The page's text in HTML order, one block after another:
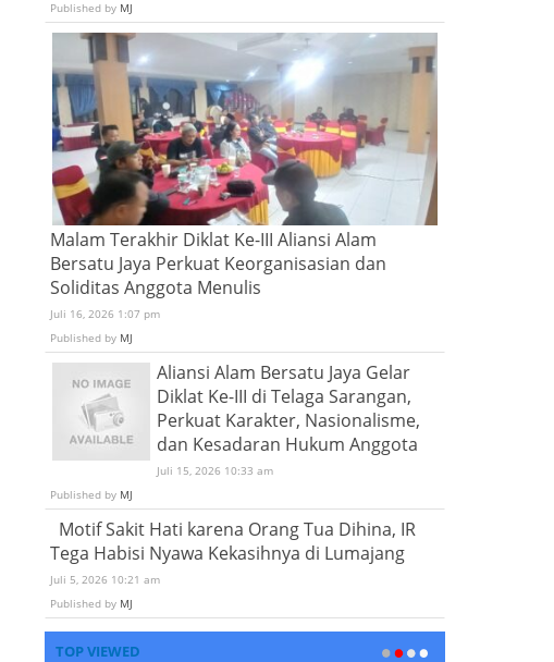
Published by MJ
Malam Terakhir Diklat Ke-III Aliansi Alam
Bersatu Jaya Perkuat Keorganisasian dan
Soliditas Anggota Menulis
Juli 16, 2026 1:07 pm
Published by MJ
Aliansi Alam Bersatu Jaya Gelar
Diklat Ke-III di Telaga Sarangan,
Perkuat Karakter, Nasionalisme,
dan Kesadaran Hukum Anggota
Juli 15, 2026 10:33 am
Published by MJ
Motif Sakit Hati karena Orang Tua Dihina, IR
Tega Habisi Nyawa Kekasihnya di Lumajang
Juli 5, 2026 10:21 am
Published by MJ
TOP VIEWED